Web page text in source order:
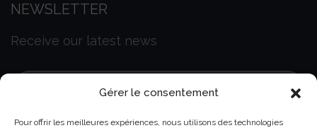
Gérer le consentement
Pour offrir les meilleures expériences, nous utilisons des technologies
NEWSLETTER
Receive our latest news